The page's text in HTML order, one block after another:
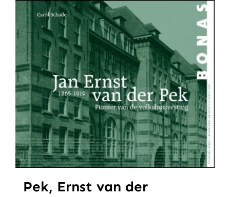
Pek, Ernst van der